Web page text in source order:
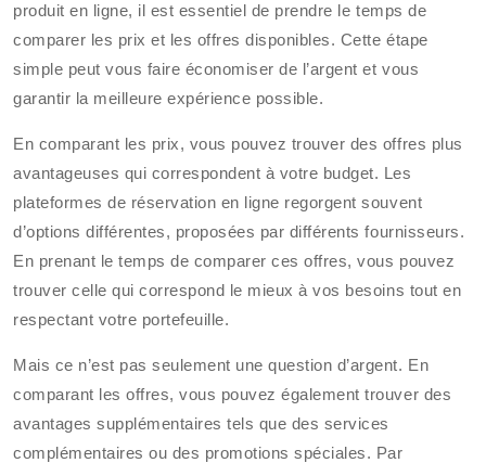
produit en ligne, il est essentiel de prendre le temps de
comparer les prix et les offres disponibles. Cette étape
simple peut vous faire économiser de l’argent et vous
garantir la meilleure expérience possible.
En comparant les prix, vous pouvez trouver des offres plus
avantageuses qui correspondent à votre budget. Les
plateformes de réservation en ligne regorgent souvent
d’options différentes, proposées par différents fournisseurs.
En prenant le temps de comparer ces offres, vous pouvez
trouver celle qui correspond le mieux à vos besoins tout en
respectant votre portefeuille.
Mais ce n’est pas seulement une question d’argent. En
comparant les offres, vous pouvez également trouver des
avantages supplémentaires tels que des services
complémentaires ou des promotions spéciales. Par